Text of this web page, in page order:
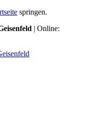
springen.
| Online: